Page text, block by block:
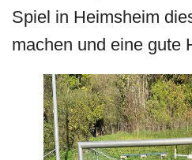
Spiel in Heimsheim
machen und eine gute